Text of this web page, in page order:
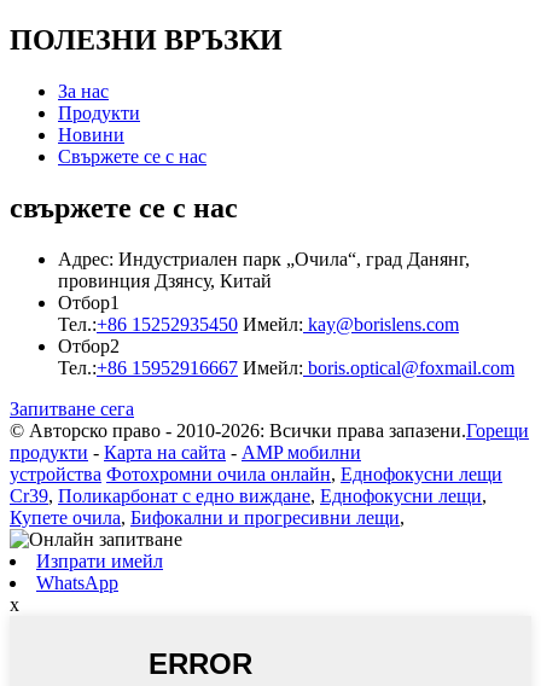
ПОЛЕЗНИ ВРЪЗКИ
За нас
Продукти
Новини
Свържете се с нас
свържете се с нас
Адрес: Индустриален парк „Очила“, град Данянг,
провинция Дзянсу, Китай
Отбор1
Тел.:+86 15252935450 Имейл: kay@borislens.com
Отбор2
Тел.:+86 15952916667 Имейл: boris.optical@foxmail.com
Запитване сега
© Авторско право - 2010-2026: Всички права запазени.Горещи
продукти - Карта на сайта - AMP мобилни
устройства Фотохромни очила онлайн, Еднофокусни лещи
Cr39, Поликарбонат с едно виждане, Еднофокусни лещи,
Купете очила, Бифокални и прогресивни лещи,
Изпрати имейл
WhatsApp
x